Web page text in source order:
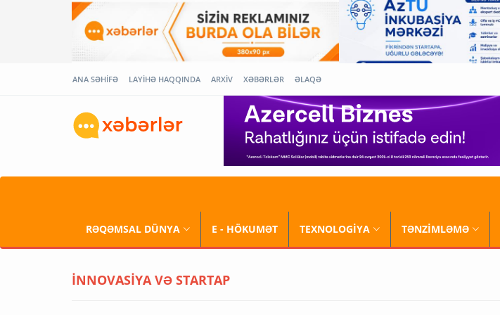
ANA SƏHİFƏ LAYİHƏ HAQQINDA ARXİV XƏBƏRLƏR ƏLAQƏ
RƏQƏMSAL DÜNYA E - HÖKUMƏT TEXNOLOGİYA TƏNZİMLƏMƏ
İNNOVASİYA VƏ STARTAP